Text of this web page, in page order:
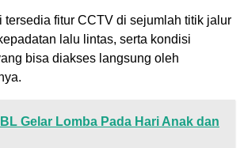
tersedia fitur CCTV di sejumlah titik jalur
lalu lintas, serta kondisi
bisa diakses langsung oleh
Gelar Lomba Pada Hari Anak dan